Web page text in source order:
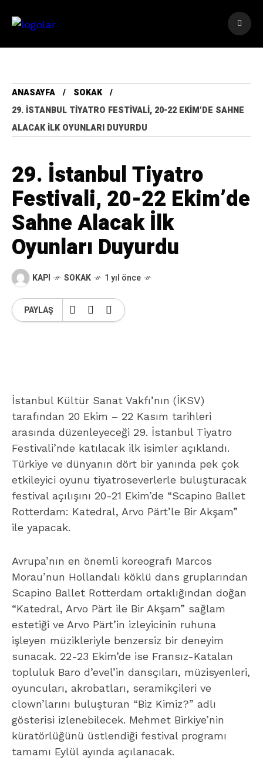
ANASAYFA
SOKAK
29. İSTANBUL TIYATRO FESTIVALI, 20-22 EKIM’DE SAHNE
ALACAK İLK OYUNLARI DUYURDU
29. İstanbul Tiyatro
Festivali, 20-22 Ekim’de
Sahne Alacak İlk
Oyunları Duyurdu
KAPI SOKAK 1 yıl önce
PAYLAŞ
İstanbul Kültür Sanat Vakfı’nın (İKSV)
tarafından 20 Ekim – 22 Kasım tarihleri
arasında düzenleyeceği 29. İstanbul Tiyatro
Festivali’nde katılacak ilk isimler açıklandı.
Türkiye ve dünyanın dört bir yanında pek çok
etkileyici oyunu tiyatroseverlerle buluşturacak
festival açılışını 20-21 Ekim’de “Scapino Ballet
Rotterdam: Katedral, Arvo Pärt’le Bir Akşam”
ile yapacak.
Avrupa’nın en önemli koreografı Marcos
Morau’nun Hollandalı köklü dans gruplarından
Scapino Ballet Rotterdam ortaklığından doğan
“Katedral, Arvo Pärt ile Bir Akşam” sağlam
estetiği ve Arvo Pärt’in izleyicinin ruhuna
işleyen müzikleriyle benzersiz bir deneyim
sunacak. 22-23 Ekim’de ise Fransız-Katalan
topluluk Baro d’evel’in dansçıları, müzisyenleri,
oyuncuları, akrobatları, seramikçileri ve
clown’larını buluşturan “Biz Kimiz?” adlı
gösterisi izlenebilecek. Mehmet Birkiye’nin
küratörlüğünü üstlendiği festival programı
tamamı Eylül ayında açılanacak.